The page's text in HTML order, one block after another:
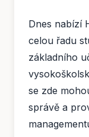
Dnes nabízí
celou řadu
základního
se zde
správě a